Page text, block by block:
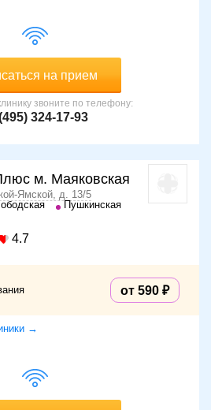
на прием
звоните по телефону:
324-17-93
м. Маяковская
Ямской, д. 13/5
Пушкинская
4.7
от 590
→